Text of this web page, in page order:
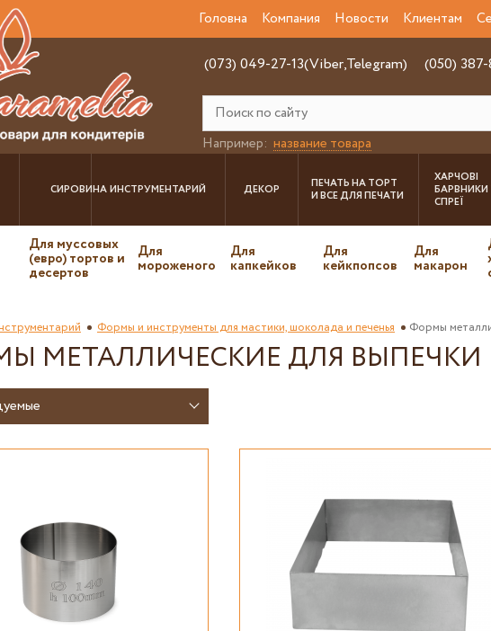
Головна Компания Новости Клиентам
(073) 049-27-13(Viber,Telegram) (050)
Например: название товара
СИРОВИНАИНСТРУМЕНТАРИЙ ДЕКОР
ПЕЧАТЬ НА ТОРТ
И ВСЕ ДЛЯ ПЕЧАТИ
ХАРЧОВІ
БАРВНИКИ
СПРЕЇ
Для муссовых
(евро) тортов и
десертов
Для
мороженого
Для
капкейков
Для
кейкпопсов
Для
макарон
Формы и инструменты для мастики, шоколада и печенья Формы
МЕТАЛЛИЧЕСКИЕ ДЛЯ ВЫПЕЧКИ